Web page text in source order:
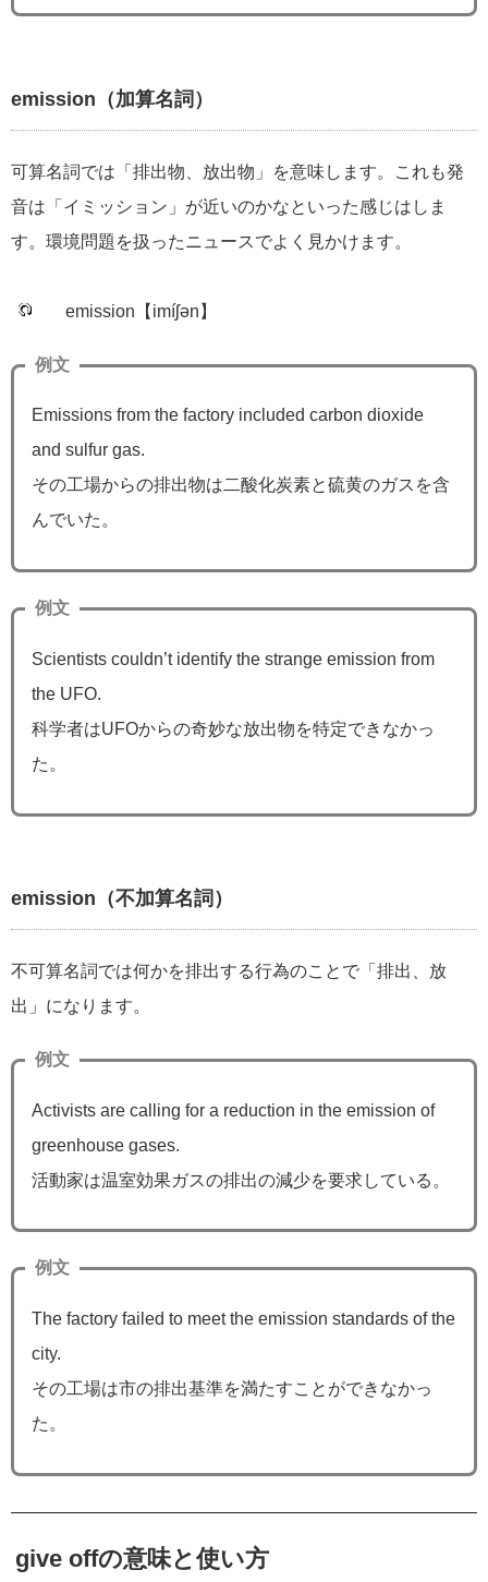
emission（加算名詞）
可算名詞では「排出物、放出物」を意味します。これも発
音は「イミッション」が近いのかなといった感じはしま
す。環境問題を扱ったニュースでよく見かけます。
emission【imíʃən】
例文
Emissions from the factory included carbon dioxide
and sulfur gas.
その工場からの排出物は二酸化炭素と硫黄のガスを含
んでいた。
例文
Scientists couldn’t identify the strange emission from
the UFO.
科学者はUFOからの奇妙な放出物を特定できなかっ
た。
emission（不加算名詞）
不可算名詞では何かを排出する行為のことで「排出、放
出」になります。
例文
Activists are calling for a reduction in the emission of
greenhouse gases.
活動家は温室効果ガスの排出の減少を要求している。
例文
The factory failed to meet the emission standards of the
city.
その工場は市の排出基準を満たすことができなかっ
た。
give offの意味と使い方